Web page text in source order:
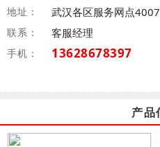
地址： 武汉各区服务网点
联系： 客服经理
手机： 13628678397
产品